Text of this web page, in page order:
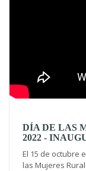
DÍA DE LAS
2022 -
El 15 de octubre
las Mujeres